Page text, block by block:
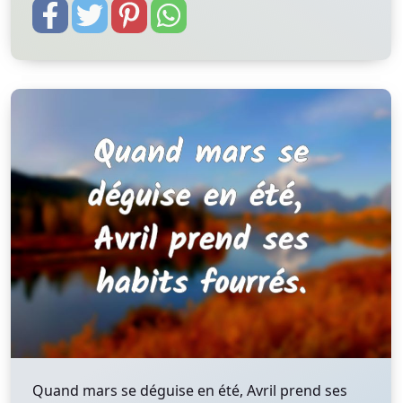
Quand mars se déguise en été, Avril prend ses